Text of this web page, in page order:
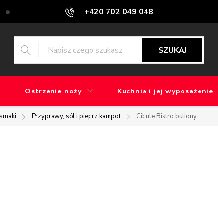
+420 702 049 048
Jaka jest różnica między szlifowaniem maszynowym a
SZUKAJ
Ostrzenie noży Kuchnia i jej wyposażenie
Przyprawy, sól i pieprz kampot Cibule Bistro buliony